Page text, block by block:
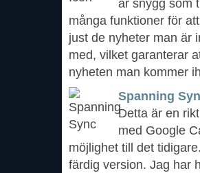
är snygg som
många funktioner för
just de nyheter man är
med, vilket garanterar
nyheten man kommer
Spanning
Detta är en
med Google
möjlighet till det
färdig version. Jag har